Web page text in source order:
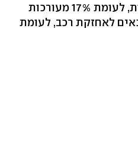
זכאים להשתתפות בארוחות, לעומת 17% מעורכות
הדין זכאים לאחזקת רכב, לעומת